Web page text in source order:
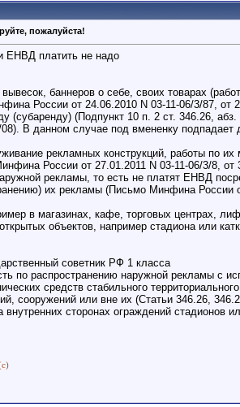
пожалуйста!
ЕНВД платить не надо
баннеров о себе, своих товарах
России от 24.06.2010 N 03-11-06/3/87,
(субаренду) (Подпункт 10 п. 2 ст. 346.26,
В данном случае под вмененку
рекламных конструкций, работы по
России от 27.01.2011 N 03-11-06/3/8, от
рекламы, то есть не платят ЕНВД
их рекламы (Письмо Минфина России
в магазинах, кафе, торговых центрах,
объектов, например стадиона или
советник РФ 1 класса
по распространению наружной рекламы с
средств стабильного
сооружений или вне их (Статьи 346.26,
сторонах ограждений стадионов